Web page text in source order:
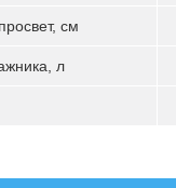
см
л